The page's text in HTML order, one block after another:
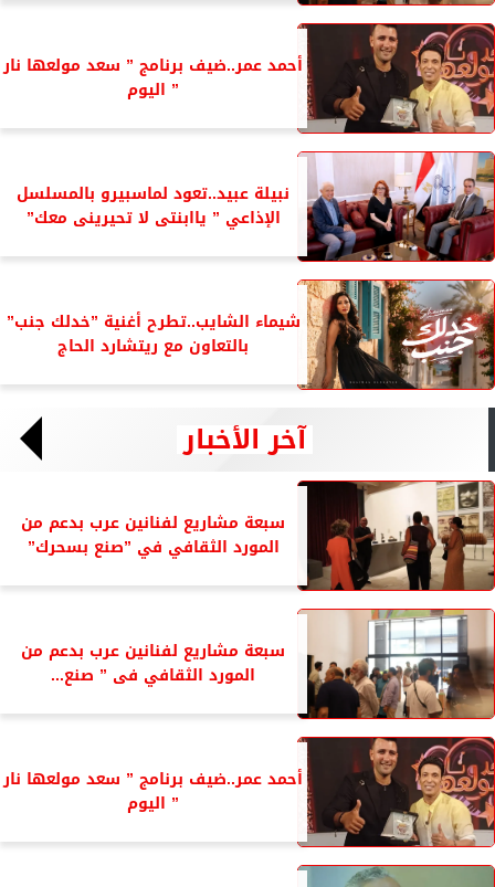
أحمد عمر..ضيف برنامج ” سعد مولعها نار
” اليوم
نبيلة عبيد..تعود لماسبيرو بالمسلسل
الإذاعي ” ياابنتى لا تحيرينى معك”
شيماء الشايب..تطرح أغنية ”خدلك جنب”
بالتعاون مع ريتشارد الحاج
آخر الأخبار
سبعة مشاريع لفنانين عرب بدعم من
المورد الثقافي في ”صنع بسحرك”
سبعة مشاريع لفنانين عرب بدعم من
المورد الثقافي فى ” صنع...
أحمد عمر..ضيف برنامج ” سعد مولعها نار
” اليوم